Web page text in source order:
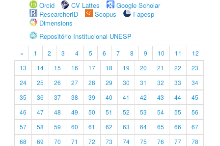
Orcid
CV Lattes
Google Scholar
ResearcherID
Scopus
Fapesp
Dimensions
Repositório Institucional UNESP
« 1 2 3 4 5 6 7 8 9 10 11
12
13
14 15 16 17 18 19 20 21 22
23
24
25 26 27 28 29 30 31 32 33
34
35
36 37 38 39 40 41 42 43 44
45
46
47 48 49 50 51 52 53 54 55
56
57
58 59 60 61 62 63 64 65 66
67
68
69 70 71 72 73 74 75 76 77
78